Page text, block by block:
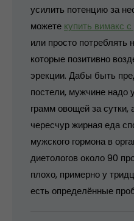
усилить потенцию за
можете купить вимакс
или просто потреблять
которые позитивно
эрекции. Дабы быть
постели, мужчине надо
грамм овощей за сутки,
чересчур жирная еда
мужского гормона в
диетологов около 90
плохо, примерно у
есть определённые